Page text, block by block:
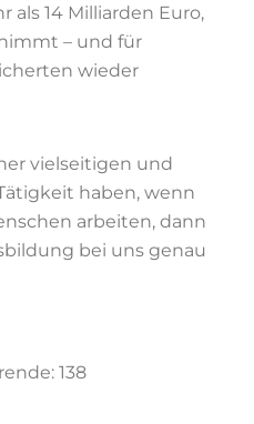
als 14 Milliarden Euro,
– und für
wieder
vielseitigen und
haben, wenn
arbeiten, dann
bei uns genau
138